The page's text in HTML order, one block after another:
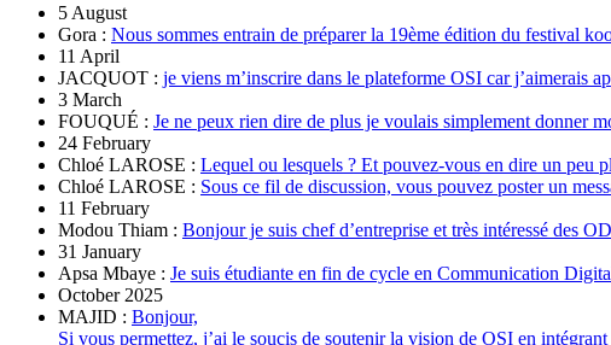
5 August
Gora : Nous sommes entrain de préparer la 19ème édition du festival
11 April
JACQUOT : je viens m’inscrire dans le plateforme OSI car j’aimerais
3 March
FOUQUÉ : Je ne peux rien dire de plus je voulais simplement donner
24 February
Chloé LAROSE : Lequel ou lesquels ? Et pouvez-vous en dire un peu
Chloé LAROSE : Sous ce fil de discussion, vous pouvez poster un
11 February
Modou Thiam : Bonjour je suis chef d’entreprise et très intéressé des
31 January
Apsa Mbaye : Je suis étudiante en fin de cycle en Communication
October 2025
MAJID : Bonjour,
Si vous permettez, j’ai le soucis de soutenir la vision de OSI en